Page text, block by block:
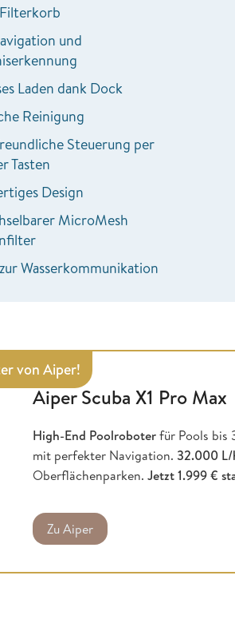
und
Laden dank Dock
Reinigung
Steuerung per
Tasten
Design
MicroMesh
Wasserkommunikation
von Aiper!
Aiper Scuba X1 Pro Max
High-End Poolroboterfür Pools bis
mit perfekter Navigation. 32.000 L/
Oberflächenparken.Jetzt 1.999 €
Zu Aiper